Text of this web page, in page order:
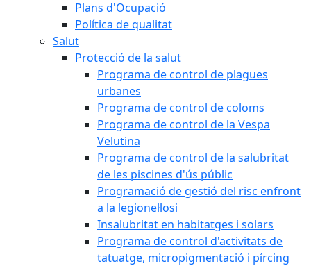
Plans d'Ocupació
Política de qualitat
Salut
Protecció de la salut
Programa de control de plagues
urbanes
Programa de control de coloms
Programa de control de la Vespa
Velutina
Programa de control de la salubritat
de les piscines d'ús públic
Programació de gestió del risc enfront
a la legionel·losi
Insalubritat en habitatges i solars
Programa de control d'activitats de
tatuatge, micropigmentació i pírcing